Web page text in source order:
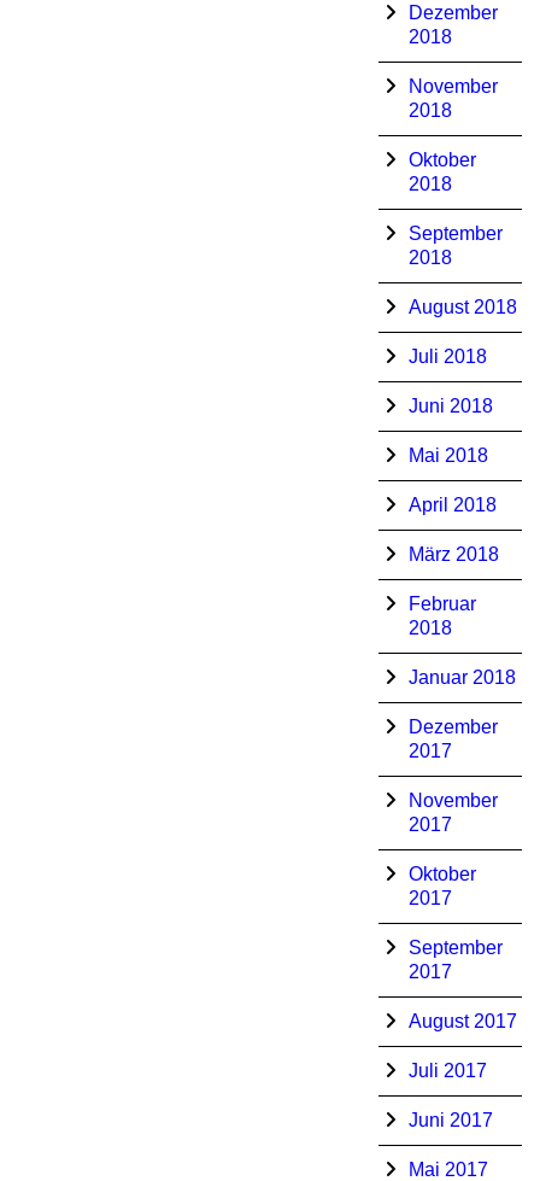
Dezember
2018
November
2018
Oktober
2018
September
2018
August 2018
Juli 2018
Juni 2018
Mai 2018
April 2018
März 2018
Februar
2018
Januar 2018
Dezember
2017
November
2017
Oktober
2017
September
2017
August 2017
Juli 2017
Juni 2017
Mai 2017